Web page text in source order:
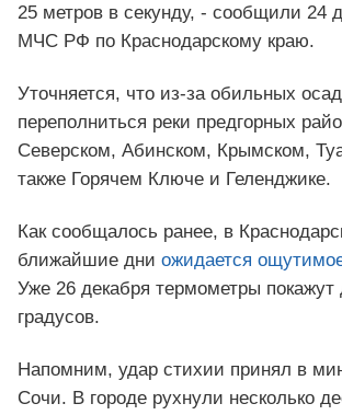
25 метров в секунду, - сообщили 24
МЧС РФ по Краснодарскому краю.
Уточняется, что из-за обильных
переполниться реки предгорных
Северском, Абинском, Крымском,
также Горячем Ключе и Геленджике.
Как сообщалось ранее, в
ближайшие дни ожидается
Уже 26 декабря термометры покажут
градусов.
Напомним, удар стихии принял в
Сочи. В городе рухнули несколько